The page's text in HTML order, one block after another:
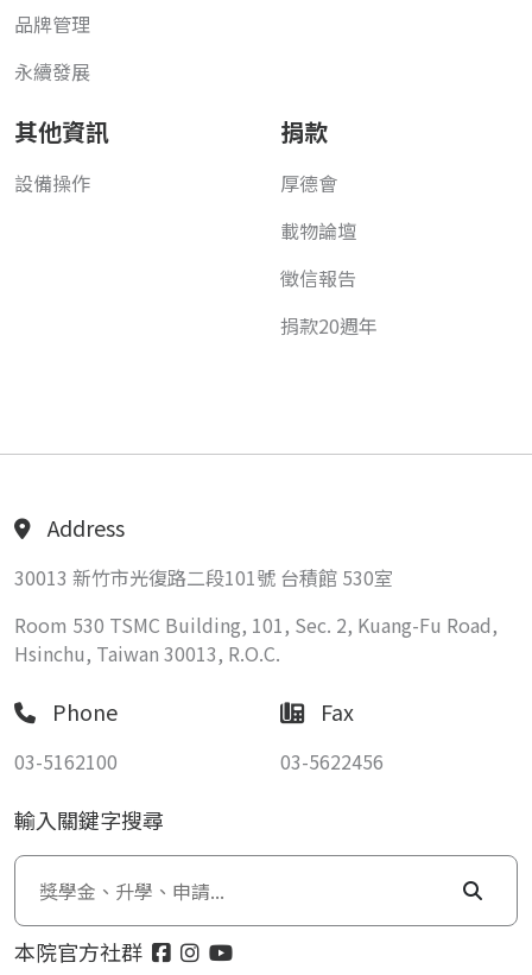
品牌管理
永續發展
其他資訊
設備操作
捐款
厚德會
載物論壇
徵信報告
捐款20週年
Address
30013 新竹市光復路二段101號 台積館 530室
Room 530 TSMC Building, 101, Sec. 2, Kuang-Fu Road,
Hsinchu, Taiwan 30013, R.O.C.
Phone
03-5162100
Fax
03-5622456
輸入關鍵字搜尋
本院官方社群